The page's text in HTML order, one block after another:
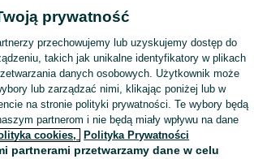
i Przemysł Sklepy i magazyny
chłodnicze - Stare Miasto
Wyświetlenia:
prywatność
przechowujemy lub uzyskujemy dostęp do
takich jak unikalne identyfikatory w plikach
danych osobowych. Użytkownik może
lub zarządzać nimi, klikając poniżej lub w
na stronie polityki prywatności. Te wybory będą
partnerom i nie będą miały wpływu na dane
cookies, Polityka Prywatności
partnerami przetwarzamy dane w celu